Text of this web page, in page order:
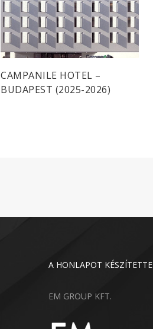
CAMPANILE HOTEL –
BUDAPEST (2025-2026)
A HONLAPOT KÉSZÍTETTE
EM GROUP KFT.